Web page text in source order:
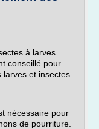
à larves
conseillé pour
larves et insectes
nécessaire pour
de pourriture.